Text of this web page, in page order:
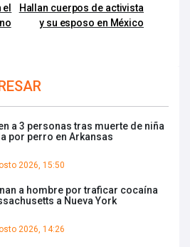
Hallan cuerpos de activista
y su esposo en México
a 3 personas tras muerte de niña
por perro en Arkansas
2026, 15:50
a hombre por traficar cocaína
a Nueva York
2026, 14:26